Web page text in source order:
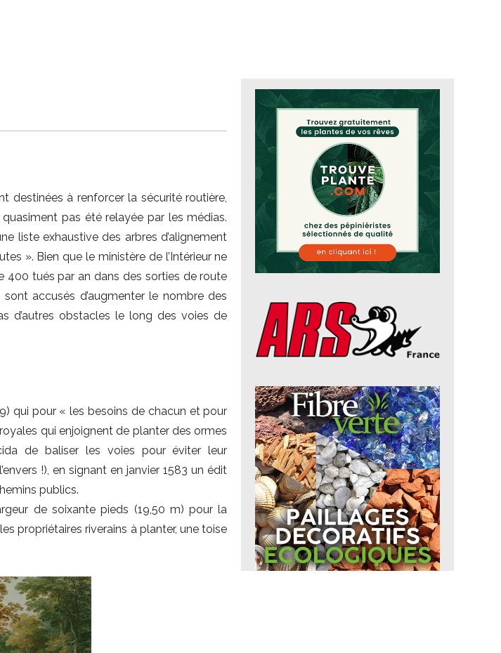
destinées à renforcer la sécurité routière,
pas été relayée par les médias.
liste exhaustive des arbres d’alignement
». Bien que le ministère de l’Intérieur ne
400 tués par an dans des sorties de route
accusés d’augmenter le nombre des
d’autres obstacles le long des voies de
qui pour « les besoins de chacun et pour
qui enjoignent de planter des ormes
de baliser les voies pour éviter leur
!), en signant en janvier 1583 un édit
publics.
de soixante pieds (19,50 m) pour la
propriétaires riverains à planter, une toise